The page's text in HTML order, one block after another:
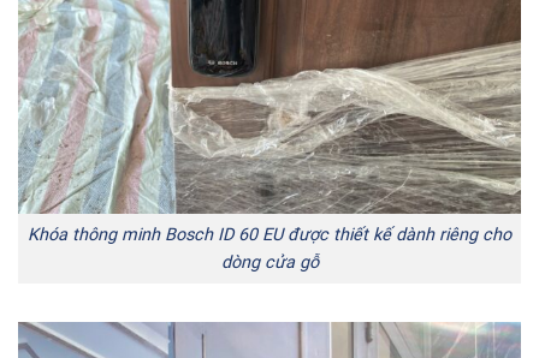
Khóa thông minh Bosch ID 60 EU được thiết kế dành riêng cho
dòng cửa gỗ